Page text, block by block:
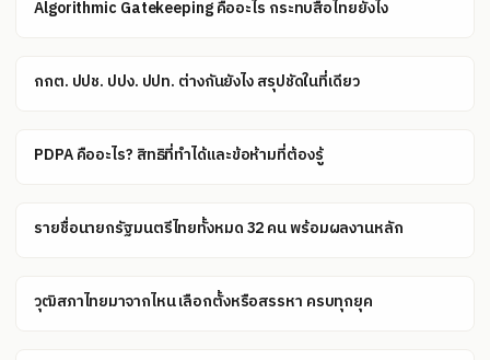
Algorithmic Gatekeeping คืออะไร กระทบสื่อไทยยังไง
กกต. ปปช. ปปง. ปปท. ต่างกันยังไง สรุปชัดในที่เดียว
PDPA คืออะไร? สิทธิที่ทำได้และข้อห้ามที่ต้องรู้
รายชื่อนายกรัฐมนตรีไทยทั้งหมด 32 คน พร้อมผลงานหลัก
วุฒิสภาไทยมาจากไหน เลือกตั้งหรือสรรหา ครบทุกยุค